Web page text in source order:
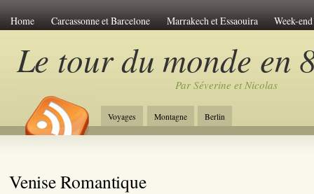
Home Carcassonne et Barcelone Marrakech et Essaouira
Week-
Venise Romantique
Week-end à Amsterdam Chine et Tibet
Découverte du Japon Le tour de Sicile
Jordanie et Désert
Week-end à Riga Week-end à Bratislava
New-York Stories
Le tour du monde en
Par Séverine et Nicolas
Voyages Montagne Berlin
Venise Romantique